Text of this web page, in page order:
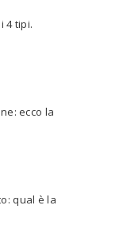
4 tipi.
ecco la
qual è la